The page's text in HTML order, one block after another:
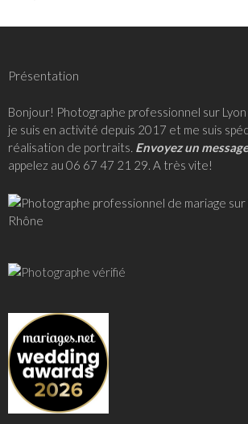
l’article
Présentation
Bonjour! Photographe professionnel sur Lyon
je suis en activité depuis 2017 et me suis
réalisation de portraits Envoyez un
appelez au 06 67 47 21 29. A très vite!